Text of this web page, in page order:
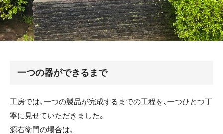
一つの器ができるまで
工房では、一つの製品が完成するまでの工程を、一つひとつ丁
寧に見せていただきました。
源右衛門の場合は、